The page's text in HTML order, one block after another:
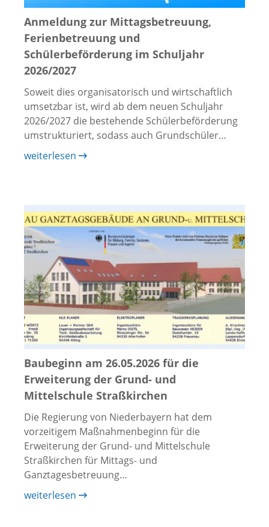
Anmeldung zur Mittagsbetreuung,
Ferienbetreuung und
Schülerbeförderung im Schuljahr
2026/2027
Soweit dies organisatorisch und wirtschaftlich
umsetzbar ist, wird ab dem neuen Schuljahr
2026/2027 die bestehende Schülerbeförderung
umstrukturiert, sodass auch Grundschüler…
weiterlesen
Baubeginn am 26.05.2026 für die
Erweiterung der Grund- und
Mittelschule Straßkirchen
Die Regierung von Niederbayern hat dem
vorzeitigem Maßnahmenbeginn für die
Erweiterung der Grund- und Mittelschule
Straßkirchen für Mittags- und
Ganztagesbetreuung…
weiterlesen